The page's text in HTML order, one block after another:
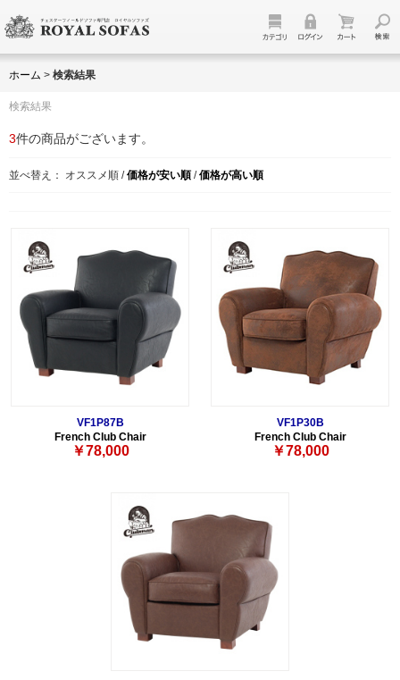
ホーム > 検索結果
検索結果
3件の商品がございます。
並べ替え： オススメ順 /価格が安い順 /価格が高い順
VF1P87B
French Club Chair
￥78,000
VF1P30B
French Club Chair
￥78,000